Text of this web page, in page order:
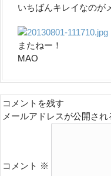
いちばんキレイなのが
またねー！
MAO
コメントを残す
メールアドレスが公開され
コメント ※